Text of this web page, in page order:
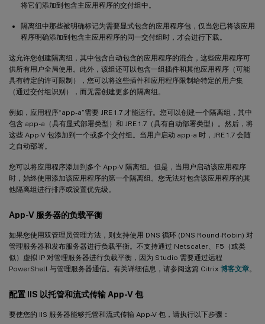
将它们添加到包含主应用程序的交付组中。
隔离组中那些被明确标记为需要显式包含的应用程序包，仅当您已将该应用
程序明确添加到包含主应用程序的同一交付组时，才会进行下载。
这允许您创建隔离组，其中包含自动包含的应用程序的混合，这些应用程序可
供所有用户全局使用。此外，该组还可以包含一组插件和其他应用程序（可能
具有特定的许可限制），您可以将这些插件和应用程序限制给特定的用户集
（通过交付组识别），而无需创建更多的隔离组。
例如，应用程序“app-a”需要 JRE 1.7 才能运行。您可以创建一个隔离组，其中
包含 app-a（具有显式部署类型）和 JRE 1.7（具有自动部署类型）。然后，将
这些 App-V 包添加到一个或多个交付组。当用户启动 app-a 时，JRE 1.7 会随
之自动部署。
您可以将应用程序添加到多个 App-V 隔离组。但是，当用户启动该应用程序
时，始终使用添加该应用程序的第一个隔离组。您无法对包含该应用程序的其
他隔离组进行排序或设置优先级。
App-V 服务器的负载平衡
如果您使用双管理员管理方法，则支持使用 DNS 循环 (DNS Round-Robin) 对
管理服务器和发布服务器进行负载平衡。不支持通过 Netscaler、F5（或类
似）虚拟 IP 对管理服务器进行负载平衡，因为 Studio 需要通过远程
PowerShell 与管理服务器通信。有关详细信息，请参阅这篇 Citrix 博客文章。
配置 IIS 以托管和流式传输 App-V 包
要使您的 IIS 服务器能够托管和流式传输 App-V 包，请执行以下步骤：